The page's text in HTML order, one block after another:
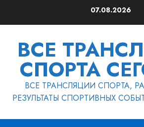
07.08.2026
ВСЕ
СПОРТА
ВСЕ ТРАНСЛЯЦИИ СПОРТА,
РЕЗУЛЬТАТЫ СПОРТИВНЫХ